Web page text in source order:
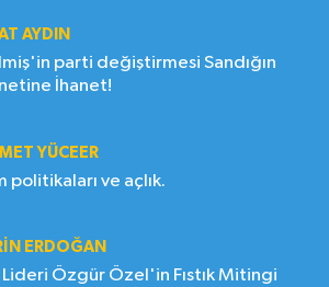
AYDIN
parti değiştirmesi Sandığın
İhanet!
YÜCEER
politikaları ve açlık.
ERDOĞAN
Lideri Özgür Özel'in Fıstık Mitingi